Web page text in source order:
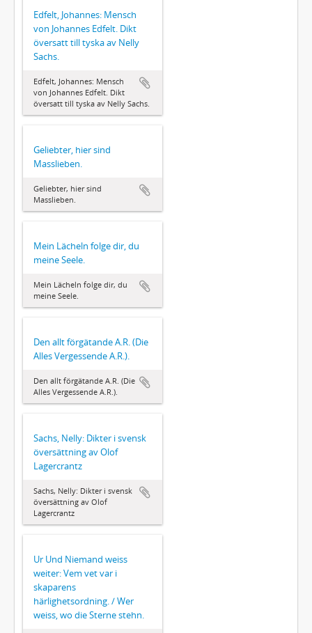
Edfelt, Johannes: Mensch
von Johannes Edfelt. Dikt
översatt till tyska av Nelly
Sachs.
Edfelt, Johannes: Mensch
von Johannes Edfelt. Dikt
översatt till tyska av Nelly Sachs.
Geliebter, hier sind
Masslieben.
Geliebter, hier sind
Masslieben.
Mein Lächeln folge dir, du
meine Seele.
Mein Lächeln folge dir, du
meine Seele.
Den allt förgätande A.R. (Die
Alles Vergessende A.R.).
Den allt förgätande A.R. (Die
Alles Vergessende A.R.).
Sachs, Nelly: Dikter i svensk
översättning av Olof
Lagercrantz
Sachs, Nelly: Dikter i svensk
översättning av Olof
Lagercrantz
Ur Und Niemand weiss
weiter: Vem vet var i
skaparens
härlighetsordning. / Wer
weiss, wo die Sterne stehn.